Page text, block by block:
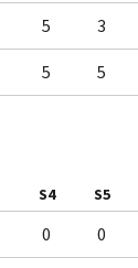
5 3
5 5
S4 S5
0 0